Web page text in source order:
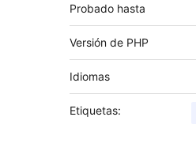
Probado hasta
Versión de PHP
Idiomas
Etiquetas: